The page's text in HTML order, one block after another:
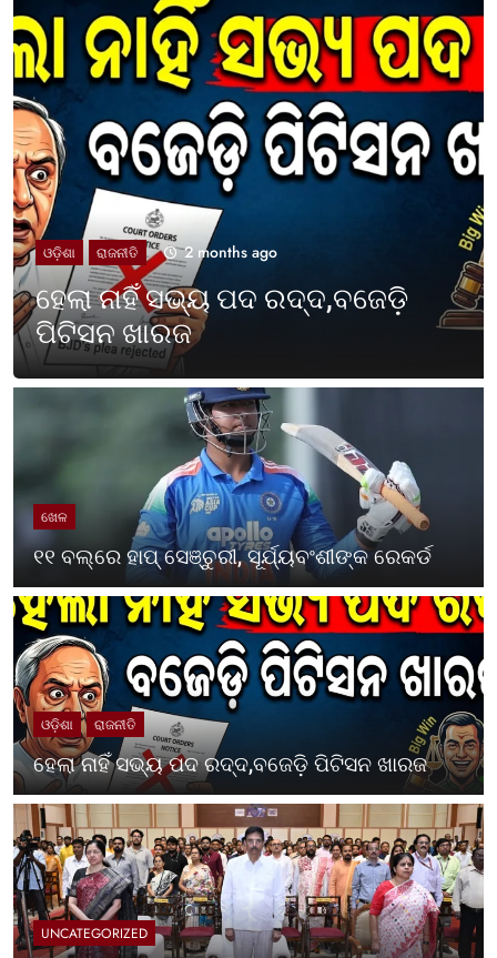
UNCATEGORIZED 2 months ago
ଓଡ଼ିଶା ପାଳିଲା ପଶ୍ଚିମବଙ୍ଗ
ପ୍ରତିଷ୍ଠା ଦିବସ
ଖେଳ
୧୧ ବଲ୍‌ରେ ହାପ୍ ସେଞ୍ଚୁରୀ, ସୂର୍ଯ୍ୟବଂଶୀଙ୍କ ରେକର୍ଡ
ଓଡ଼ିଶା ରାଜନୀତି
ହେଲା ନାହିଁ ସଭ୍ୟ ପଦ ରଦ୍ଦ,ବଜେଡ଼ି ପିଟିସନ ଖାରଜ
UNCATEGORIZED